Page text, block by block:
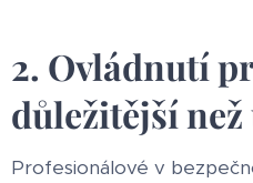
2. Ovládnutí
důležitější
Profesionálové v